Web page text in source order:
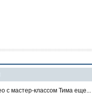
с мастер-классом Тима еще...